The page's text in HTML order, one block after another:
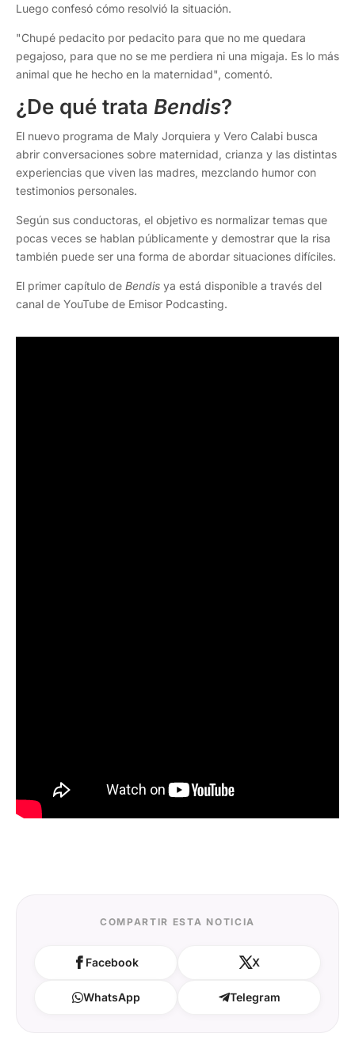
Luego confesó cómo resolvió la situación.
"Chupé pedacito por pedacito para que no me quedara
pegajoso, para que no se me perdiera ni una migaja. Es lo más
animal que he hecho en la maternidad", comentó.
¿De qué trata Bendis?
El nuevo programa de Maly Jorquiera y Vero Calabi busca
abrir conversaciones sobre maternidad, crianza y las distintas
experiencias que viven las madres, mezclando humor con
testimonios personales.
Según sus conductoras, el objetivo es normalizar temas que
pocas veces se hablan públicamente y demostrar que la risa
también puede ser una forma de abordar situaciones difíciles.
El primer capítulo de Bendis ya está disponible a través del
canal de YouTube de Emisor Podcasting.
COMPARTIR ESTA NOTICIA
Facebook X
WhatsApp Telegram